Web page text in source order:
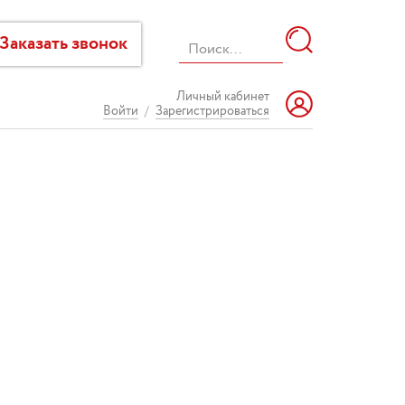
Заказать звонок
Личный кабинет
Войти / Зарегистрироваться